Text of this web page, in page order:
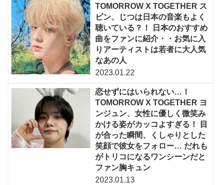
TOMORROW X TOGETHER ス
ビン、じつは日本の音楽もよく
聴いている？！ 日本のおすすめ
曲をファンに紹介・・お気に入
りアーティストは若者に大人気
なあの人
2023.01.22
恋せずにはいられない…！
TOMORROW X TOGETHER ヨ
ンジュン、女性に優しく微笑み
かける姿がカッコよすぎる！ 目
が合った瞬間、くしゃりとした
笑顔で彼女をフォロー… だれも
がトリコになるワンシーンだと
ファン胸キュン
2023.01.13